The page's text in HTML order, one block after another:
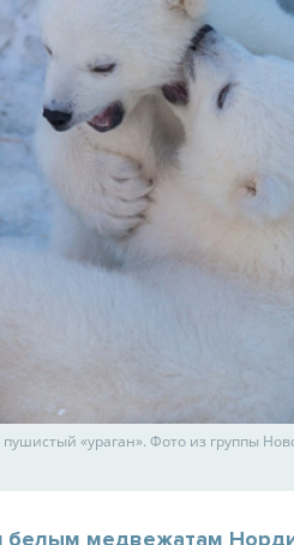
«ураган». Фото из группы
белым медвежатам